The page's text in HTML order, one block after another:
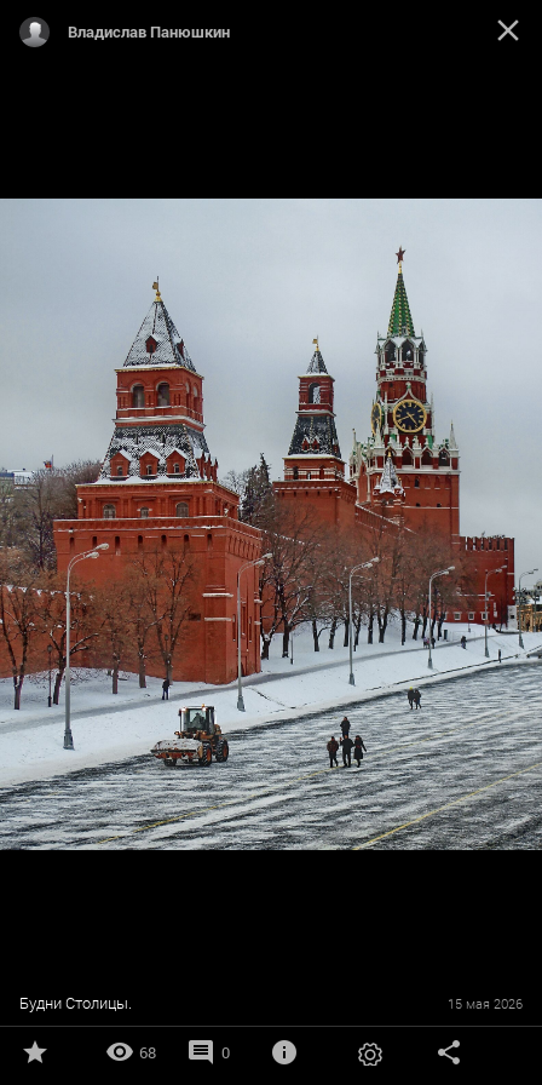
Владислав Панюшкин
Будни Столицы. 15 мая 2026
68 0